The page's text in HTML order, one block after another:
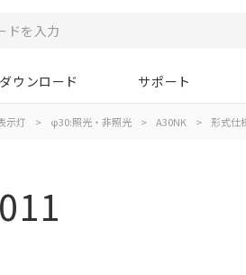
ダウンロード サポート
示灯 > φ30:照光・非照光 > A30NK > 形式仕